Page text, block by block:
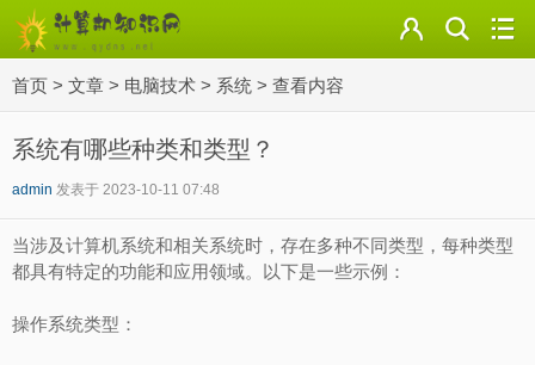
首页 > 文章 > 电脑技术 > 系统 > 查看内容
系统有哪些种类和类型？
admin 发表于 2023-10-11 07:48
当涉及计算机系统和相关系统时，存在多种不同类型，每种类型
都具有特定的功能和应用领域。以下是一些示例：
操作系统类型：
云盘
导读